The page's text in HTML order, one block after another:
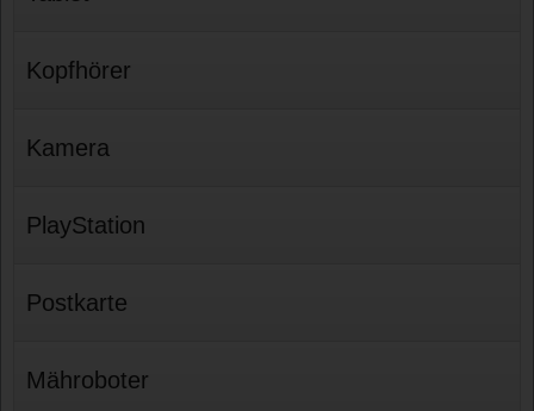
Kopfhörer
Kamera
PlayStation
Postkarte
Mähroboter